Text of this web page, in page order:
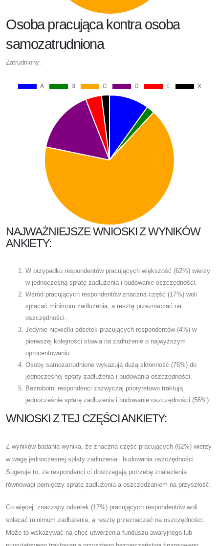
Osoba pracująca kontra osoba
samozatrudniona
Zatrudniony:
NAJWAŻNIEJSZE WNIOSKI Z WYNIKÓW
ANKIETY:
W przypadku respondentów pracujących większość (62%) wierzy
w jednoczesną spłatę zadłużenia i budowanie oszczędności.
Wśród pracujących respondentów znaczna część (17%) woli
spłacać minimum zadłużenia, a resztę przeznaczać na
oszczędności.
Jedynie niewielki odsetek pracujących respondentów (4%) w
pierwszej kolejności stawia na zadłużenie o najwyższym
oprocentowaniu.
Osoby samozatrudnione wykazują dużą skłonność (76%) do
jednoczesnej spłaty zadłużenia i budowania oszczędności.
Bezrobotni respondenci zazwyczaj priorytetowo traktują
jednocześnie spłatę zadłużenia i budowanie oszczędności (56%).
WNIOSKI Z TEJ CZĘŚCI ANKIETY:
Z wyników badania wynika, że ​​znaczna część pracujących (62%) wierzy
w wagę jednoczesnej spłaty zadłużenia i budowania oszczędności.
Sugeruje to, że respondenci ci dostrzegają potrzebę znalezienia
równowagi pomiędzy spłatą zadłużenia a oszczędzaniem na przyszłość.
Co więcej, znaczący odsetek (17%) pracujących respondentów woli
spłacać minimum zadłużenia, a resztę przeznaczać na oszczędności.
Może to wskazywać na chęć utworzenia funduszu awaryjnego lub